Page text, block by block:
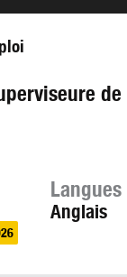
Langues
Anglais